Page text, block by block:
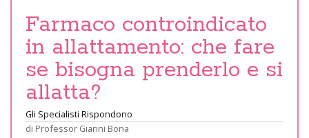
Farmaco controindicato
in allattamento: che fare
se bisogna prenderlo e si
allatta?
Gli Specialisti Rispondono
di Professor Gianni Bona